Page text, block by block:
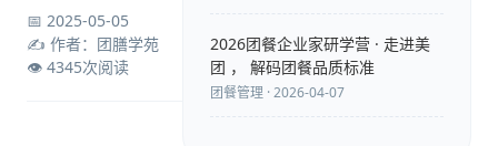
📅 2025-05-05
✍️ 作者：团膳学苑
👁️ 4345次阅读
2026团餐企业家研学营 · 走进美
团 ， 解码团餐品质标准
团餐管理 · 2026-04-07